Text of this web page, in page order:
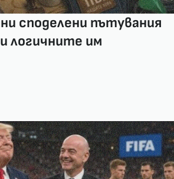
споделени пътувания
логичните им